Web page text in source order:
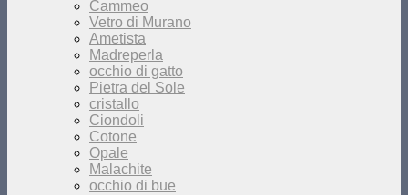
Cammeo
Vetro di Murano
Ametista
Madreperla
occhio di gatto
Pietra del Sole
cristallo
Ciondoli
Cotone
Opale
Malachite
occhio di bue